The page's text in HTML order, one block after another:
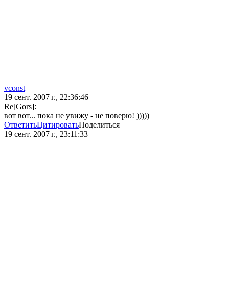
vconst
19 сент. 2007 г., 22:36:46
Re[Gors]:
вот вот... пока не увижу - не поверю! )))))
ОтветитьЦитироватьПоделиться
19 сент. 2007 г., 23:11:33